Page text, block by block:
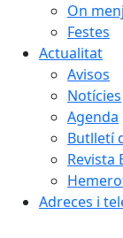
On
Festes
Actualitat
Avisos
Notícies
Agenda
Butlletí
Revista
Adreces i